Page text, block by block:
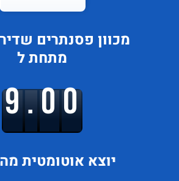
מכוון פסנתרים
מתחת ל
9.00
יוצא אוטומטית